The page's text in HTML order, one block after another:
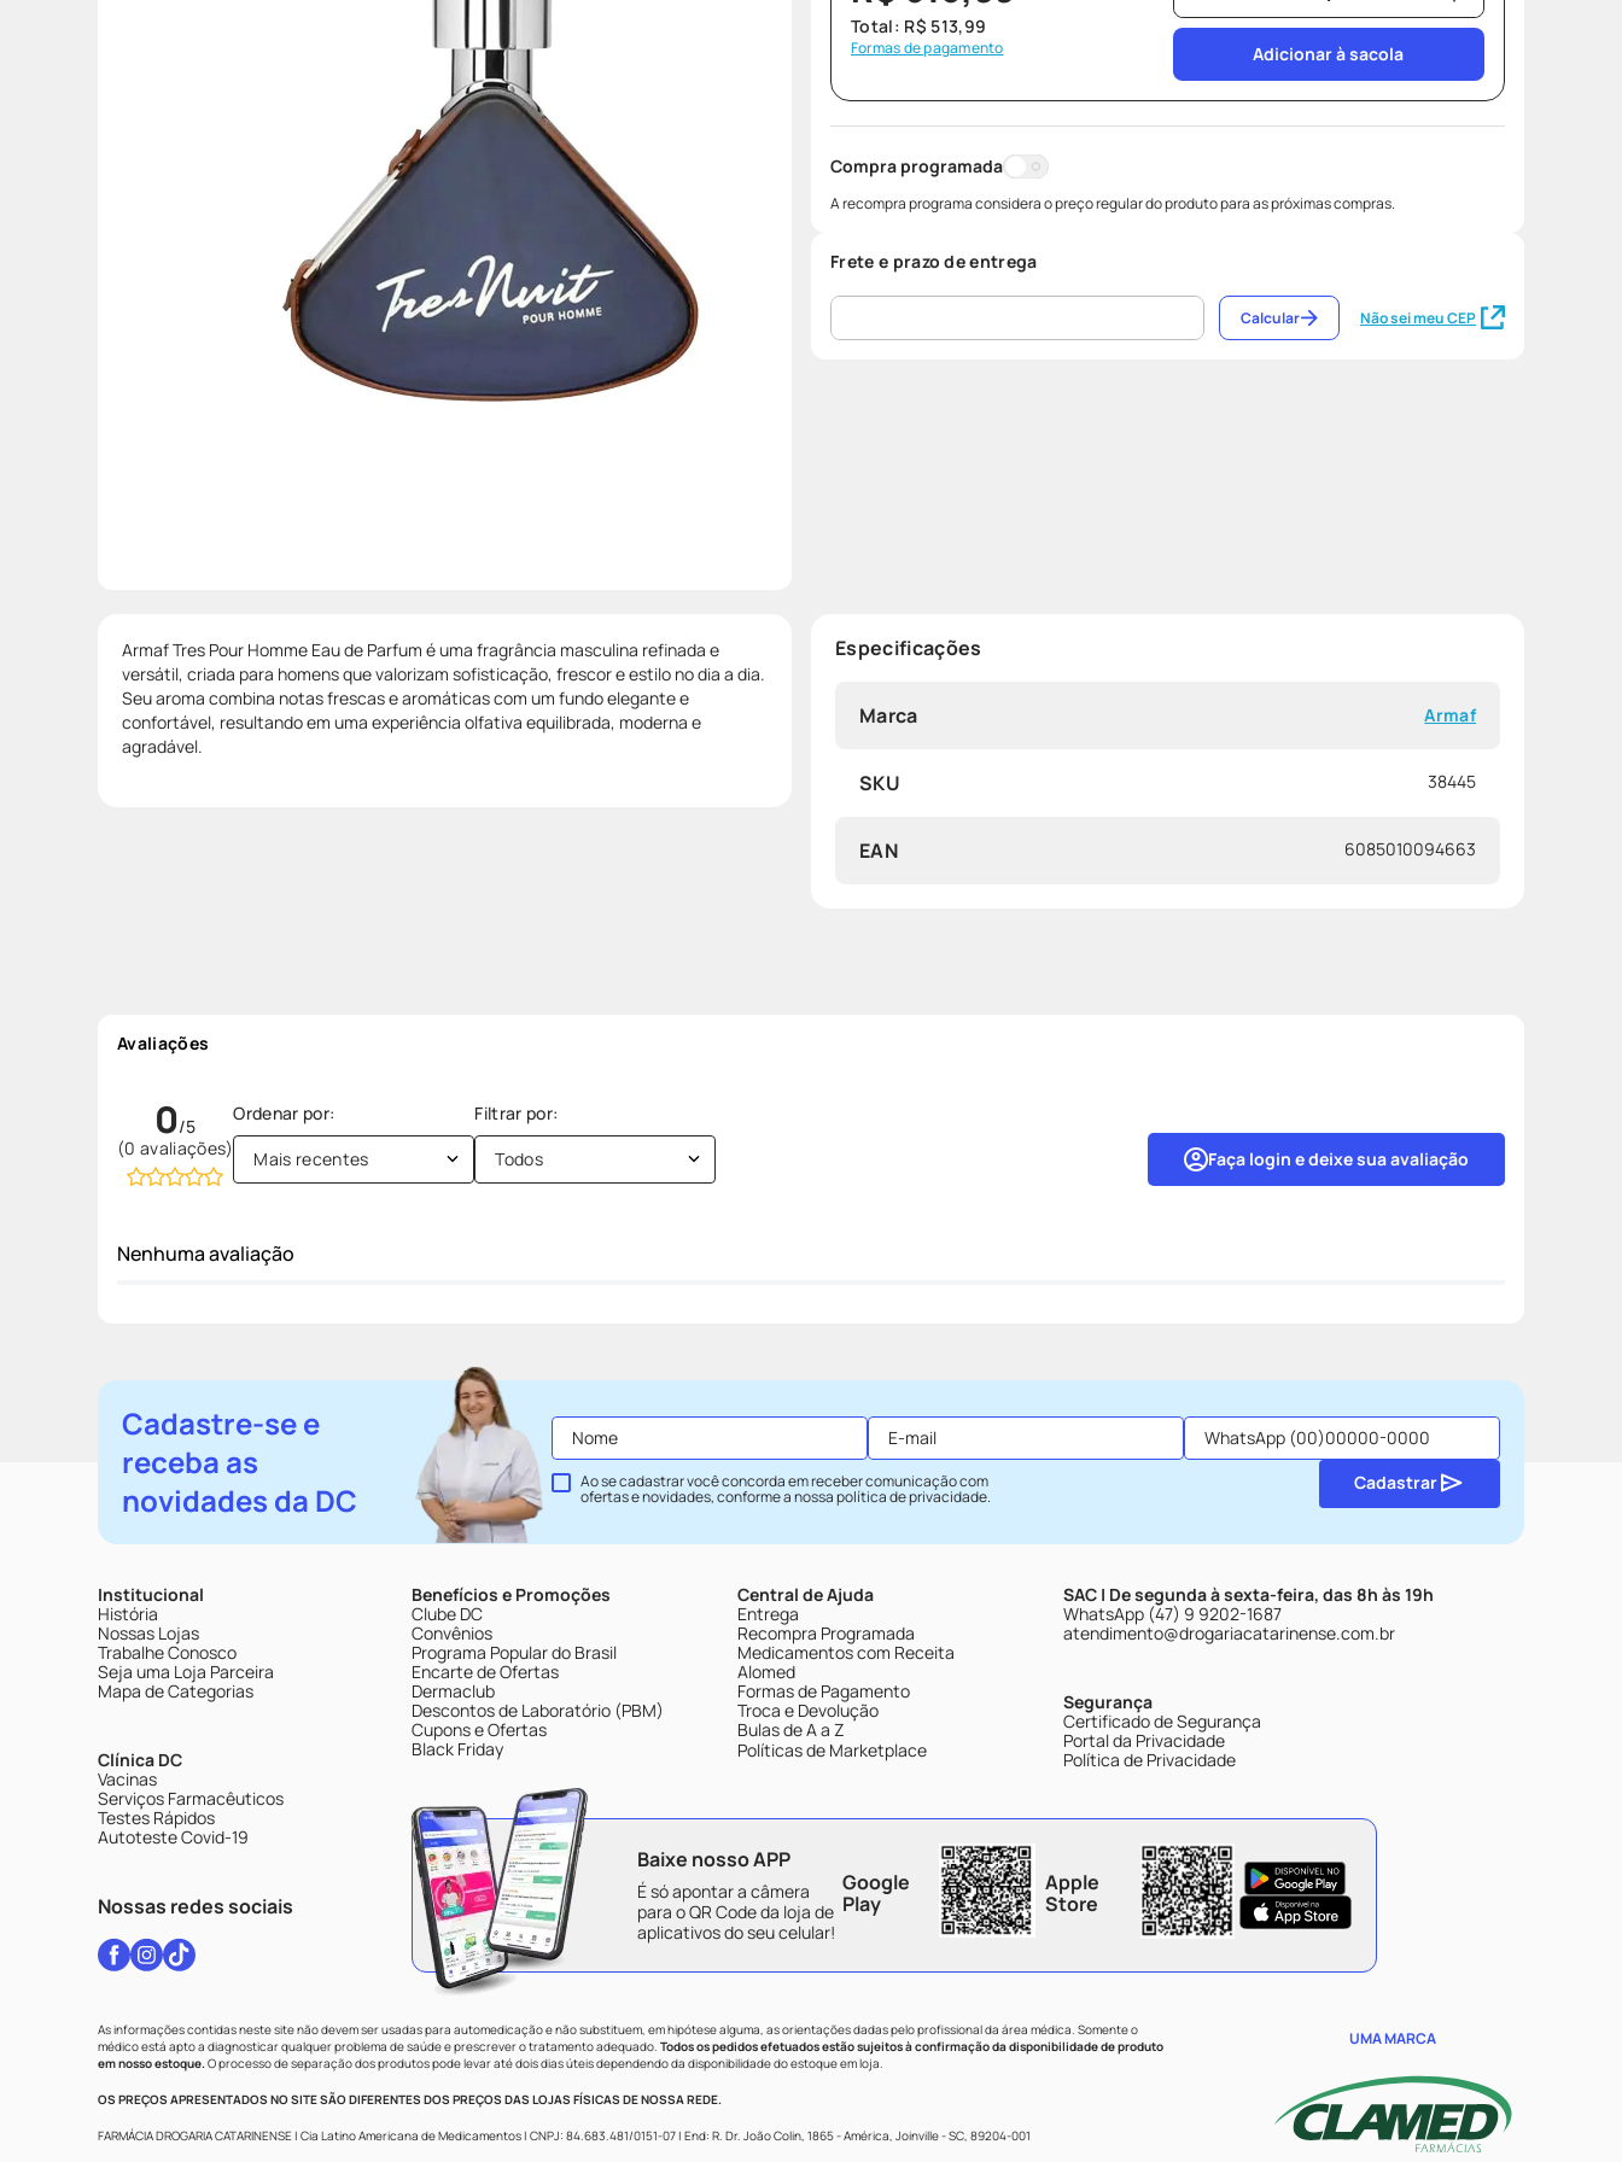
Total: R$ 513,99
Formas de pagamento Adicionar à sacola
Compra programada
A recompra programa considera o preço regular do produto para as próximas compras.
Frete e prazo de entrega
Não sei meu CEP
Calcular
Armaf Tres Pour Homme Eau de Parfum é uma fragrância masculina refinada e
versátil, criada para homens que valorizam sofisticação, frescor e estilo no dia a dia.
Seu aroma combina notas frescas e aromáticas com um fundo elegante e
confortável, resultando em uma experiência olfativa equilibrada, moderna e
agradável.
Especificações
Marca Armaf
SKU 38445
EAN 6085010094663
Avaliações
0
(0 avaliações) Faça login e deixe sua avaliação
Mais recentes Todos
Nenhuma avaliação
Cadastre-se e
receba as
novidades da DC
Ao se cadastrar você concorda em receber comunicação com
ofertas e novidades, conforme a nossapolítica de privacidade.
Cadastrar
Institucional
História
Nossas Lojas
Trabalhe Conosco
Seja uma Loja Parceira
Mapa de Categorias
Clínica DC
Vacinas
Serviços Farmacêuticos
Testes Rápidos
Autoteste Covid-19
Nossas redes sociais
Benefícios e Promoções
Clube DC
Convênios
Programa Popular do Brasil
Encarte de Ofertas
Dermaclub
Descontos de Laboratório (PBM)
Cupons e Ofertas
Black Friday
Central de Ajuda
Entrega
Recompra Programada
Medicamentos com Receita
Alomed
Formas de Pagamento
Troca e Devolução
Bulas de A a Z
Políticas de Marketplace
SAC | De segunda à sexta-feira, das 8h às 19h
WhatsApp (47) 9 9202-1687
atendimento@drogariacatarinense.com.br
Segurança
Certificado de Segurança
Portal da Privacidade
Política de Privacidade
Baixe nosso APP
É só apontar a câmera
para o QR Code da loja de
aplicativos do seu celular!
Google
Play
Apple
Store
As informações contidas neste site não devem ser usadas para automedicação e não substituem, em hipótese alguma, as orientações dadas pelo profissional da área médica. Somente o
médico está apto a diagnosticar qualquer problema de saúde e prescrever o tratamento adequado. Todos os pedidos efetuados estão sujeitos à confirmação da disponibilidade de produto
em nosso estoque.O processo de separação dos produtos pode levar até dois dias úteis dependendo da disponibilidade do estoque em loja.
OS PREÇOS APRESENTADOS NO SITE SÃO DIFERENTES DOS PREÇOS DAS LOJAS FÍSICAS DE NOSSA REDE.
FARMÁCIA DROGARIA CATARINENSE | Cia Latino Americana de Medicamentos | CNPJ: 84.683.481/0151-07 | End: R. Dr. João Colin, 1865 - América, Joinville - SC, 89204-001
UMA MARCA